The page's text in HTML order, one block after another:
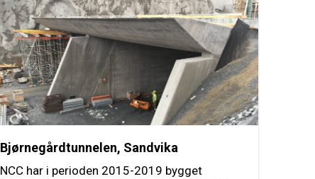
Bjørnegårdtunnelen, Sandvika
NCC har i perioden 2015-2019 bygget